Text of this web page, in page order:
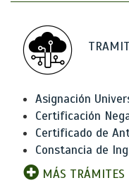
Asignación
Certificación
Certificado de
Constancia de
MÁS TRÁMITES